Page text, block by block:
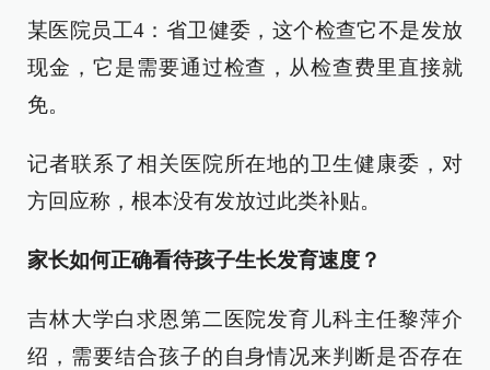
某医院员工4：省卫健委，这个检查它不是发放
现金，它是需要通过检查，从检查费里直接就
免。
记者联系了相关医院所在地的卫生健康委，对
方回应称，根本没有发放过此类补贴。
家长如何正确看待孩子生长发育速度？
吉林大学白求恩第二医院发育儿科主任黎萍介
绍，需要结合孩子的自身情况来判断是否存在